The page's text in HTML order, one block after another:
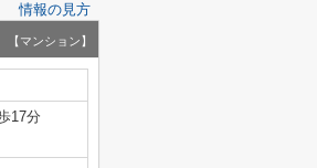
情報の見方
【マンション】
17分